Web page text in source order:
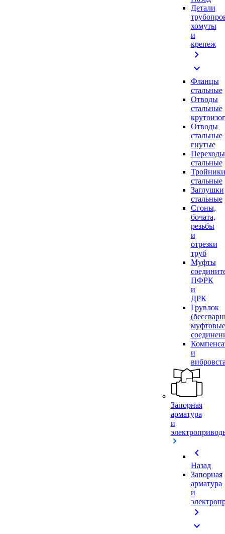
Детали
хомуты
и
крепеж
chevron_right
expand_more
Фланцы
стальные
Отводы
стальные
Отводы
стальные
гнутые
Переходы
стальные
Тройники
стальные
Заглушки
стальные
Сгоны,
бочата,
резьбы
и
отрезки
труб
Муфты
ПФРК
и
ДРК
Грувлок
муфтовые
и
Запорная
арматура
и
chevron_left
Назад
Запорная
арматура
и
chevron_right
expand_more